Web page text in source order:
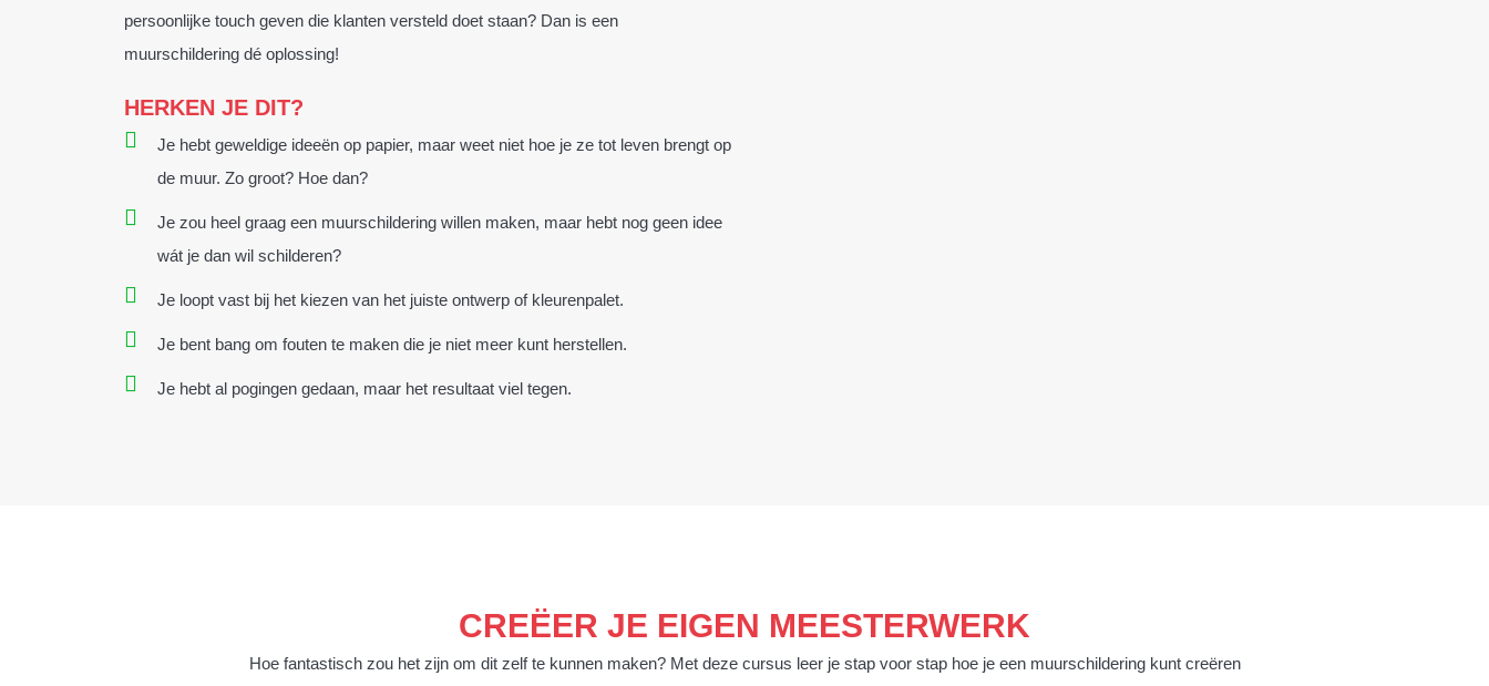
persoonlijke touch geven die klanten versteld doet staan? Dan is een
muurschildering dé oplossing!
HERKEN JE DIT?
Je hebt geweldige ideeën op papier, maar weet niet hoe je ze tot leven brengt op
de muur. Zo groot? Hoe dan?
Je zou heel graag een muurschildering willen maken, maar hebt nog geen idee
wát je dan wil schilderen?
Je loopt vast bij het kiezen van het juiste ontwerp of kleurenpalet.
Je bent bang om fouten te maken die je niet meer kunt herstellen.
Je hebt al pogingen gedaan, maar het resultaat viel tegen.
CREËER JE EIGEN MEESTERWERK
Hoe fantastisch zou het zijn om dit zelf te kunnen maken? Met deze cursus leer je stap voor stap hoe je een muurschildering kunt creëren